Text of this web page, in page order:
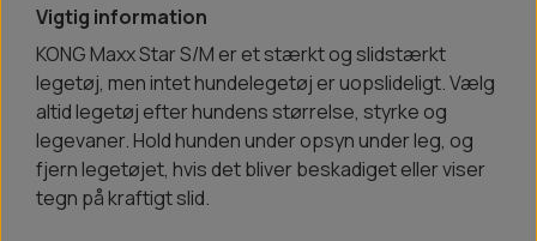
Vigtig information
KONG Maxx Star S/M er et stærkt og slidstærkt
legetøj, men intet hundelegetøj er uopslideligt. Vælg
altid legetøj efter hundens størrelse, styrke og
legevaner. Hold hunden under opsyn under leg, og
fjern legetøjet, hvis det bliver beskadiget eller viser
tegn på kraftigt slid.